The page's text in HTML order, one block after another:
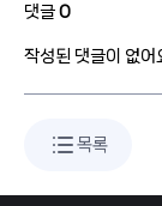
댓글0
작성된 댓글이 없어
목록